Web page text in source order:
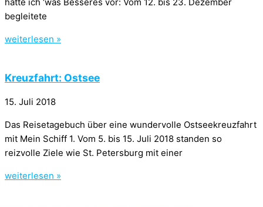
begleitete
weiterlesen »
Kreuzfahrt: Ostsee​
15. Juli 2018
Das Reisetagebuch über eine wundervolle Ostseekreuzfahrt
mit Mein Schiff 1. Vom 5. bis 15. Juli 2018 standen so
reizvolle Ziele wie St. Petersburg mit einer
weiterlesen »